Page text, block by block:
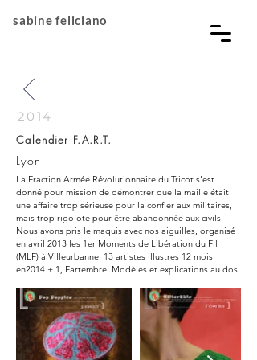
sabine feliciano
2014
Calendier F.A.R.T.
Lyon
La Fraction Armée Révolutionnaire du Tricot s’est
donné pour mission de démontrer que la maille était
une affaire trop sérieuse pour la confier aux militaires,
mais trop rigolote pour être abandonnée aux civils.
Nous avons pris le maquis avec nos aiguilles, organisé
en avril 2013 les 1er Moments de Libération du Fil
(MLF) à Villeurbanne. 13 artistes illustres 12 mois
en2014 + 1, Fartembre. Modèles et explications au dos.